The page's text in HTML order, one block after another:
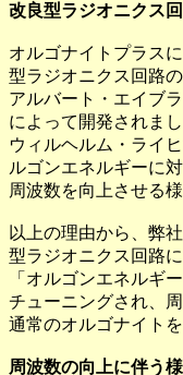
改良型ラジオニクス
オルゴナイトプラス
型ラジオニクス回路
アルバート・エイブラ
によって開発されま
ウィルヘルム・ライ
ルゴンエネルギーに対
周波数を向上させる
以上の理由から、弊
型ラジオニクス回路に
「オルゴンエネルギ
チューニングされ、
通常のオルゴナイト
周波数の向上に伴う